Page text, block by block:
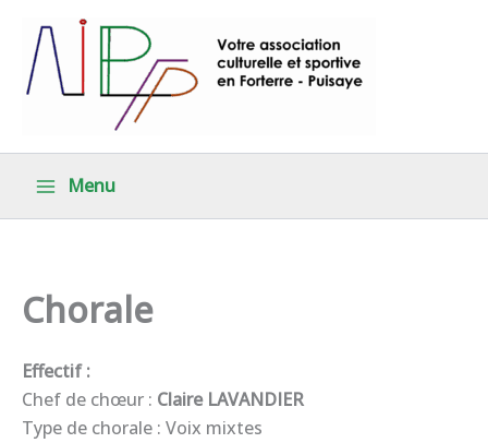
contenu
Menu
Chorale
Effectif :
Chef de chœur : Claire LAVANDIER
Type de chorale : Voix mixtes